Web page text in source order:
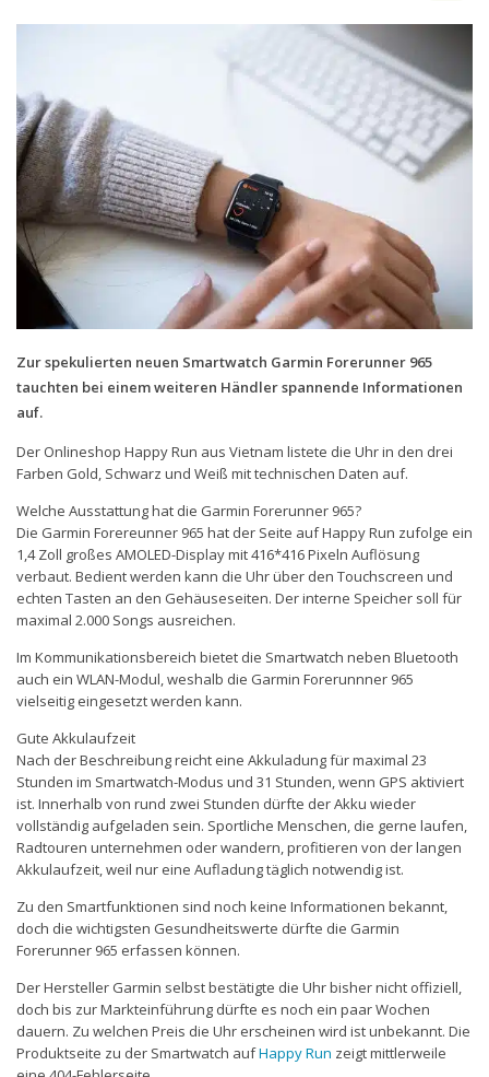
BASE
o2
Smartphonetarife
Prepaid-Tarife
Datentarife
Flatrate-Prepaidtarife
Mobilfunk-Vergleichsrechner
Mobilfunk-Tarifrechner
Flatrate-Datentarife
Zur spekulierten neuen Smartwatch Garmin Forerunner 965
tauchten bei einem weiteren Händler spannende Informationen
auf.
Der Onlineshop Happy Run aus Vietnam listete die Uhr in den drei
Farben Gold, Schwarz und Weiß mit technischen Daten auf.
Welche Ausstattung hat die Garmin Forerunner 965?
Die Garmin Forereunner 965 hat der Seite auf Happy Run zufolge ein
1,4 Zoll großes AMOLED-Display mit 416*416 Pixeln Auflösung
verbaut. Bedient werden kann die Uhr über den Touchscreen und
echten Tasten an den Gehäuseseiten. Der interne Speicher soll für
maximal 2.000 Songs ausreichen.
Im Kommunikationsbereich bietet die Smartwatch neben Bluetooth
auch ein WLAN-Modul, weshalb die Garmin Forerunnner 965
vielseitig eingesetzt werden kann.
Gute Akkulaufzeit
Nach der Beschreibung reicht eine Akkuladung für maximal 23
Stunden im Smartwatch-Modus und 31 Stunden, wenn GPS aktiviert
ist. Innerhalb von rund zwei Stunden dürfte der Akku wieder
vollständig aufgeladen sein. Sportliche Menschen, die gerne laufen,
Radtouren unternehmen oder wandern, profitieren von der langen
Akkulaufzeit, weil nur eine Aufladung täglich notwendig ist.
Zu den Smartfunktionen sind noch keine Informationen bekannt,
doch die wichtigsten Gesundheitswerte dürfte die Garmin
Forerunner 965 erfassen können.
Der Hersteller Garmin selbst bestätigte die Uhr bisher nicht offiziell,
doch bis zur Markteinführung dürfte es noch ein paar Wochen
dauern. Zu welchen Preis die Uhr erscheinen wird ist unbekannt. Die
Produktseite zu der Smartwatch aufHappy Run zeigt mittlerweile